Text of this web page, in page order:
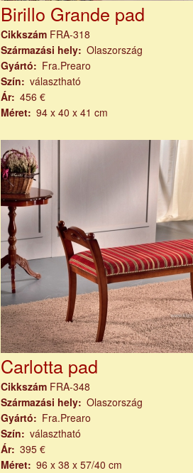
Birillo Grande pad
Cikkszám FRA-318
Származási hely
Olaszország
Gyártó
Fra.Prearo
Szín
választható
Ár 456 €
Méret
94 x 40 x 41 cm
Carlotta pad
Cikkszám FRA-348
Származási hely
Olaszország
Gyártó
Fra.Prearo
Szín
választható
Ár 395 €
Méret
96 x 38 x 57/40 cm